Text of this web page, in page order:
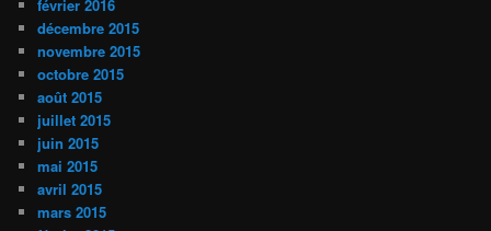
février 2016
décembre 2015
novembre 2015
octobre 2015
août 2015
juillet 2015
juin 2015
mai 2015
avril 2015
mars 2015